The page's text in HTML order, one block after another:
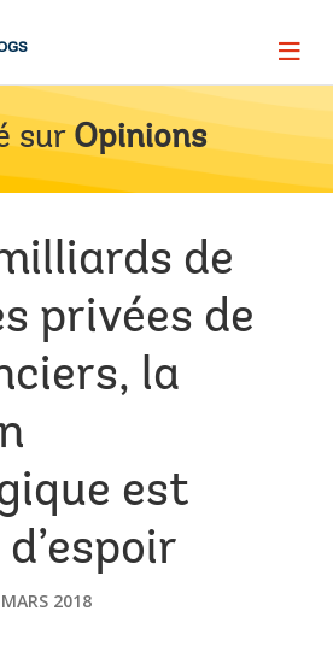
Page
sur Opinions
de
privées de
la
est
2018